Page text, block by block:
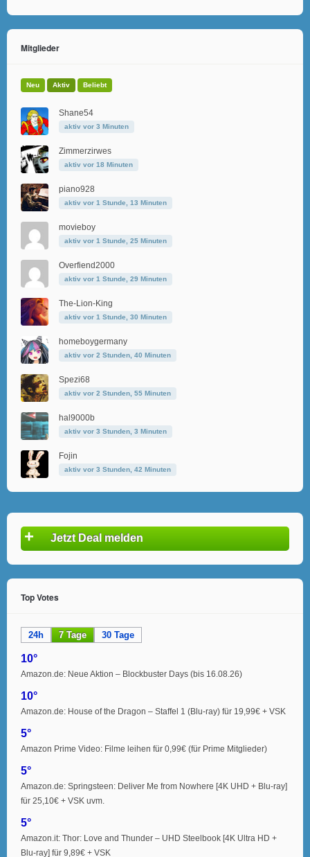
Mitglieder
Neu Aktiv Beliebt
Shane54
aktiv vor 3 Minuten
Zimmerzirwes
aktiv vor 18 Minuten
piano928
aktiv vor 1 Stunde, 13 Minuten
movieboy
aktiv vor 1 Stunde, 25 Minuten
Overfiend2000
aktiv vor 1 Stunde, 29 Minuten
The-Lion-King
aktiv vor 1 Stunde, 30 Minuten
homeboygermany
aktiv vor 2 Stunden, 40 Minuten
Spezi68
aktiv vor 2 Stunden, 55 Minuten
hal9000b
aktiv vor 3 Stunden, 3 Minuten
Fojin
aktiv vor 3 Stunden, 42 Minuten
+ Jetzt Deal melden
Top Votes
24h 7 Tage 30 Tage
10°
Amazon.de: Neue Aktion – Blockbuster Days (bis 16.08.26)
10°
Amazon.de: House of the Dragon – Staffel 1 (Blu-ray) für 19,99€ + VSK
5°
Amazon Prime Video: Filme leihen für 0,99€ (für Prime Mitglieder)
5°
Amazon.de: Springsteen: Deliver Me from Nowhere [4K UHD + Blu-ray]
für 25,10€ + VSK uvm.
5°
Amazon.it: Thor: Love and Thunder – UHD Steelbook [4K Ultra HD +
Blu-ray] für 9,89€ + VSK